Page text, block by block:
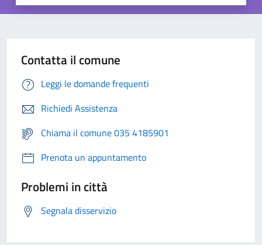
Contatta il comune
Leggi le domande frequenti
Richiedi Assistenza
Chiama il comune 035 4185901
Prenota un appuntamento
Problemi in città
Segnala disservizio